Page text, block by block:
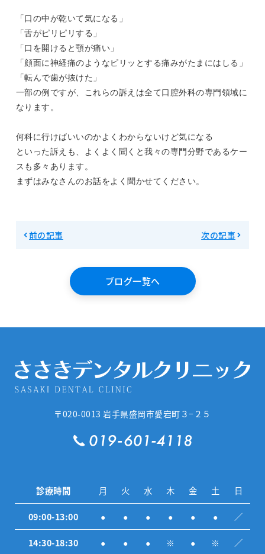
「口の中が乾いて気になる」
「舌がピリピリする」
「口を開けると顎が痛い」
「顔面に神経痛のようなピリッとする痛みがたまにはしる」
「転んで歯が抜けた」
一部の例ですが、これらの訴えは全て口腔外科の専門領域に
なります。
何科に行けばいいのかよくわからないけど気になる
といった訴えも、よくよく聞くと我々の専門分野であるケー
スも多々あります。
まずはみなさんのお話をよく聞かせてください。
前の記事 次の記事
ブログ一覧へ
〒020-0013岩手県盛岡市愛宕町３−２５
診療時間 月 火 水 木 金 土 日
09:00-13:00 ● ● ● ● ● ● ／
14:30-18:30 ● ● ● ※ ● ※ ／